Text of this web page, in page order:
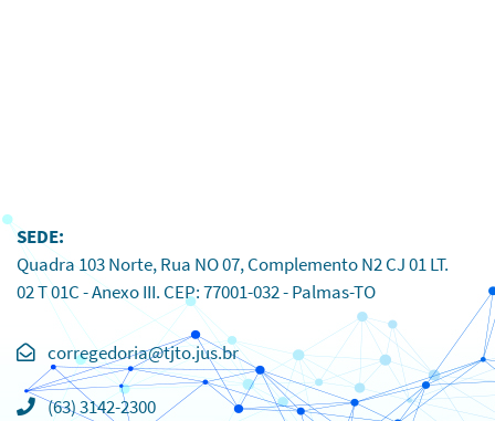
SEDE:
Quadra 103 Norte, Rua NO 07, Complemento N2 CJ 01 LT.
02 T 01C - Anexo III. CEP: 77001-032 - Palmas-TO
Clique
para
copiar
(63) 3142-2300